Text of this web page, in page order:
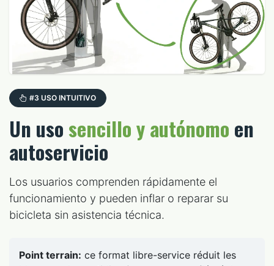
#3 USO INTUITIVO
Un usosencillo y autónomo en
autoservicio
Los usuarios comprenden rápidamente el
funcionamiento y pueden inflar o reparar su
bicicleta sin asistencia técnica.
Point terrain: ce format libre-service réduit les